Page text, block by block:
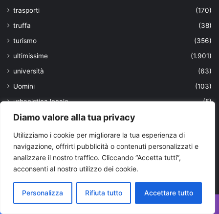
Diamo valore alla tua privacy
Utilizziamo i cookie per migliorare la tua esperienza di
navigazione, offrirti pubblicità o contenuti personalizzati e
analizzare il nostro traffico. Cliccando “Accetta tutti”,
acconsenti al nostro utilizzo dei cookie.
Personalizza Rifiuta tutto Accettare tutto
trasporti
(170)
truffa
(38)
turismo
(356)
ultimissime
(1.901)
università
(63)
Uomini
(103)
urbanistica locale
(5)
Valle d'Itria
viaggi
VIAGGIARE IN PUGLIA
violenza
Vivere in Puglia